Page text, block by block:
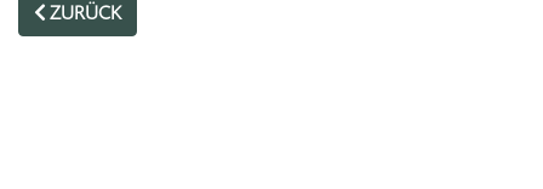
ZURÜCK